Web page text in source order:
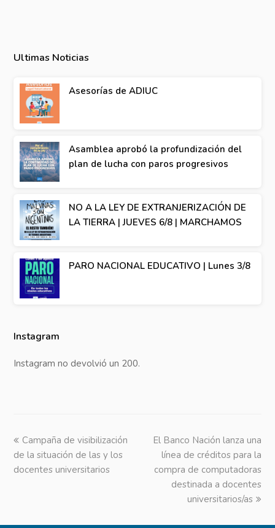
Ultimas Noticias
Asesorías de ADIUC
Asamblea aprobó la profundización del
plan de lucha con paros progresivos
NO A LA LEY DE EXTRANJERIZACIÓN DE
LA TIERRA | JUEVES 6/8 | MARCHAMOS
PARO NACIONAL EDUCATIVO | Lunes 3/8
Instagram
Instagram no devolvió un 200.
previous
post:
Campaña de visibilización
de la situación de las y los
docentes universitarios
next
post:
El Banco Nación lanza una
línea de créditos para la
compra de computadoras
destinada a docentes
universitarios/as